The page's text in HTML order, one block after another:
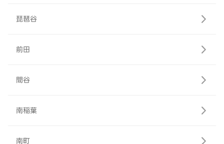
琵琶谷
前田
間谷
南稲葉
南町